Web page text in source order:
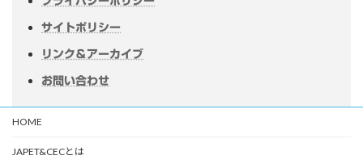
サイトポリシー
リンク＆アーカイブ
お問い合わせ
HOME
JAPET&CECとは